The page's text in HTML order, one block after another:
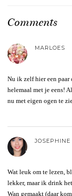
Comments
MARLOES
Nu ik zelf hier een
helemaal met je eens!
nu met eigen ogen te
JOSEPHINE
Wat leuk om te lezen,
lekker, maar ik drink
Wan gemaakt (daar